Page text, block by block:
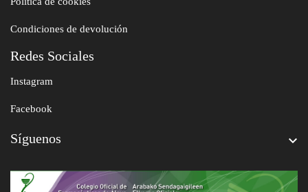
Condiciones de devolución
Redes Sociales
Instagram
Facebook
Síguenos 